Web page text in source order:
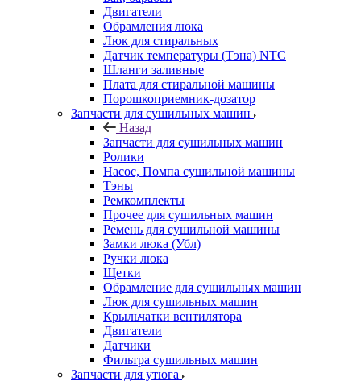
Двигатели
Обрамления люка
Люк для стиральных
Датчик температуры (Тэна) NTC
Шланги заливные
Плата для стиральной машины
Порошкоприемник-дозатор
Запчасти для сушильных машин
Назад
Запчасти для сушильных машин
Ролики
Насос, Помпа сушильной машины
Тэны
Ремкомплекты
Прочее для сушильных машин
Ремень для сушильной машины
Замки люка (Убл)
Ручки люка
Щетки
Обрамление для сушильных машин
Люк для сушильных машин
Крыльчатки вентилятора
Двигатели
Датчики
Фильтра сушильных машин
Запчасти для утюга